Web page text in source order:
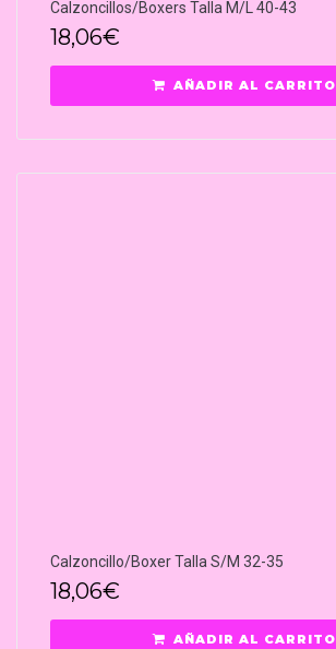
Calzoncillos/Boxers Talla M/L 40-43
18,06€
AÑADIR AL CARRITO
Calzoncillo/Boxer Talla S/M 32-35
18,06€
AÑADIR AL CARRITO